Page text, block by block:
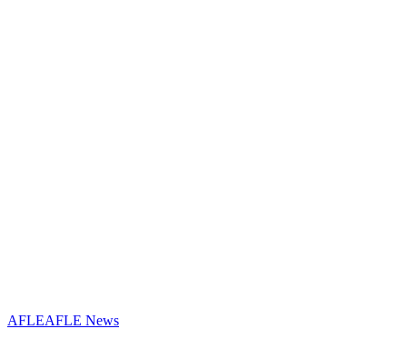
SPORT1
AFLEAFLE News